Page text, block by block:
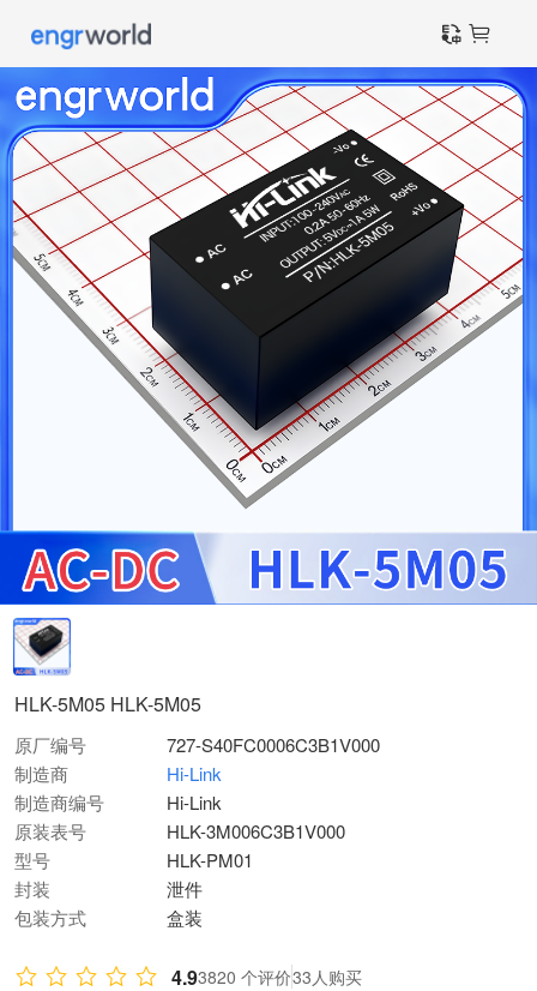
HLK-5M05 HLK-5M05
原厂编号
727-S40FC0006C3B1V000
制造商
Hi-Link
制造商编号
Hi-Link
原装表号
HLK-3M006C3B1V000
型号
HLK-PM01
封装
泄件
包装方式
盒装
4.93820 个评价33人购买